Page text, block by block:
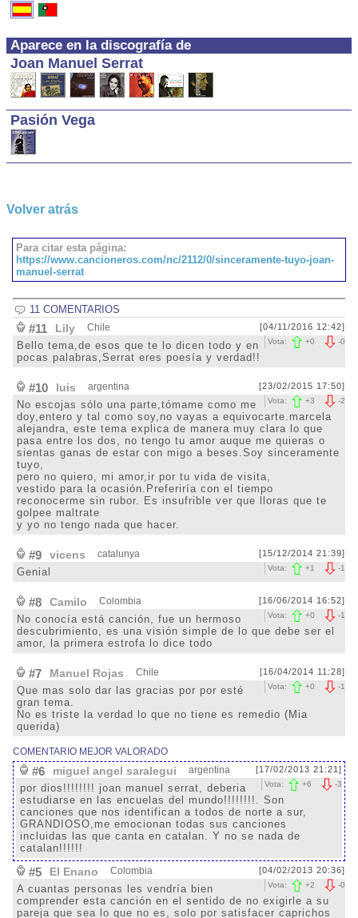
Aparece en la discografía de
Joan Manuel Serrat
Pasión Vega
Volver atrás
Para citar esta página:
https://www.cancioneros.com/nc/2112/0/sinceramente-tuyo-joan-
manuel-serrat
11 COMENTARIOS
#11 Lily Chile [04/11/2016 12:42]
-0
Vota: +0
Bello tema,de esos que te lo dicen todo y en
pocas palabras,Serrat eres poesía y verdad!!
#10 luis argentina [23/02/2015 17:50]
-2
Vota: +3
No escojas sólo una parte,tómame como me
doy,entero y tal como soy,no vayas a equivocarte.marcela
alejandra, este tema explica de manera muy clara lo que
pasa entre los dos, no tengo tu amor auque me quieras o
sientas ganas de estar con migo a beses.Soy sinceramente
tuyo,
pero no quiero, mi amor,ir por tu vida de visita,
vestido para la ocasión.Preferiría con el tiempo
reconocerme sin rubor. Es insufrible ver que lloras que te
golpee maltrate
y yo no tengo nada que hacer.
#9 vicens catalunya [15/12/2014 21:39]
-1
Vota: +1
Genial
#8 Camilo Colombia [16/06/2014 16:52]
-1
Vota: +0
No conocía está canción, fue un hermoso
descubrimiento, es una visión simple de lo que debe ser el
amor, la primera estrofa lo dice todo
#7 Manuel Rojas Chile [16/04/2014 11:28]
-1
Vota: +0
Que mas solo dar las gracias por por esté
gran tema.
No es triste la verdad lo que no tiene es remedio (Mia
querida)
COMENTARIO MEJOR VALORADO
#6 miguel angel saralegui argentina [17/02/2013 21:21]
-3
Vota: +6
por dios!!!!!!!! joan manuel serrat, deberia
estudiarse en las encuelas del mundo!!!!!!!!. Son
canciones que nos identifican a todos de norte a sur,
GRANDIOSO,me emocionan todas sus canciones
incluidas las que canta en catalan. Y no se nada de
catalan!!!!!!
#5 El Enano Colombia [04/02/2013 20:36]
-0
Vota: +2
A cuantas personas les vendría bien
comprender esta canción en el sentido de no exigirle a su
pareja que sea lo que no es, solo por satisfacer caprichos